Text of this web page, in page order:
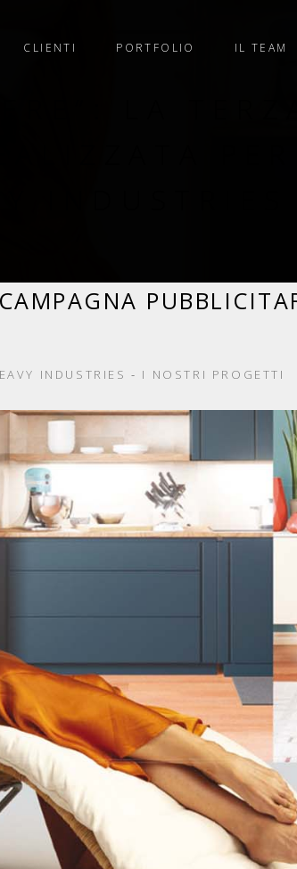
CLIENTI PORTFOLIO IL TEAM
INDUSTRIES - I NOSTRI PROGETTI